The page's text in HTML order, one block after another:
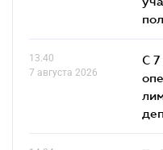
13.40
7 августа 2026
С 7